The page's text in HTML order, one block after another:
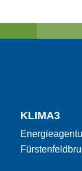
KLIMA3